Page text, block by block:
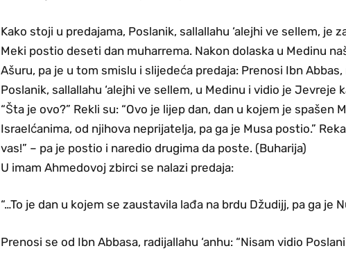
Kako stoji u predajama, Poslanik, sallallahu ‘alejhi ve sellem, je
Meki postio deseti dan muharrema. Nakon dolaska u Medinu
Ašuru, pa je u tom smislu i slijedeća predaja: Prenosi Ibn Abbas,
Poslanik, sallallahu ‘alejhi ve sellem, u Medinu i vidio je Jevreje
“Šta je ovo?” Rekli su: “Ovo je lijep dan, dan u kojem je spašen
Israelćanima, od njihova neprijatelja, pa ga je Musa postio.”
vas!” – pa je postio i naredio drugima da poste. (Buharija)
U imam Ahmedovoj zbirci se nalazi predaja:
“…To je dan u kojem se zaustavila lađa na brdu Džudijj, pa ga je
Prenosi se od Ibn Abbasa, radijallahu ‘anhu: “Nisam vidio